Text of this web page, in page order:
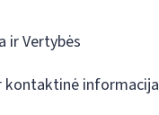
ir Vertybės
kontaktinė informacija